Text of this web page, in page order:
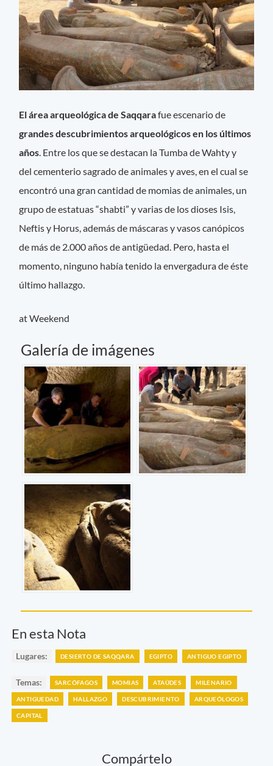
El área arqueológica de Saqqarafue escenario de
grandes descubrimientos arqueológicos en los últimos
años. Entre los que se destacan la Tumba de Wahty y
del cementerio sagrado de animales y aves, en el cual se
encontró una gran cantidad de momias de animales, un
grupo de estatuas “shabti” y varias de los dioses Isis,
Neftis y Horus, además de máscaras y vasos canópicos
de más de 2.000 años de antigüedad. Pero, hasta el
momento, ninguno había tenido la envergadura de éste
último hallazgo.
at Weekend
Galería de imágenes
En esta Nota
Lugares: DESIERTO DE SAQQARA EGIPTO ANTIGUO EGIPTO
Temas: SARCÓFAGOS MOMIAS ATAÚDES MILENARIO
ANTIGUEDAD HALLAZGO DESCUBRIMIENTO ARQUEÓLOGOS
CAPITAL
Compártelo